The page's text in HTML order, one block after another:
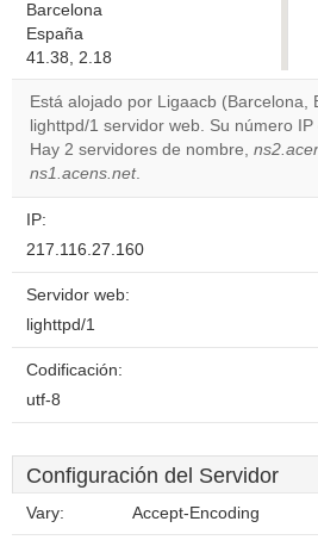
Barcelona
España
41.38, 2.18
Está alojado por Ligaacb (Barcelona,
lighttpd/1 servidor web. Su número
Hay 2 servidores de nombre,
ns1.acens.net.
IP:
217.116.27.160
Servidor web:
lighttpd/1
Codificación:
utf-8
Configuración del Servidor
Vary: Accept-Encoding